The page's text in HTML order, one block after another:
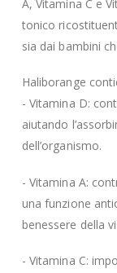
A, Vitamina C e
tonico
sia dai bambini
Haliborange
- Vitamina D:
aiutando
dell’organismo.
- Vitamina A:
una funzione
benessere della
- Vitamina C: